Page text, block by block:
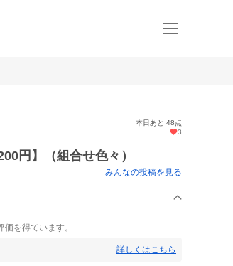
本日あと 48点
3
円】（組合せ色々）
みんなの投稿を見る
を得ています。
詳しくはこちら